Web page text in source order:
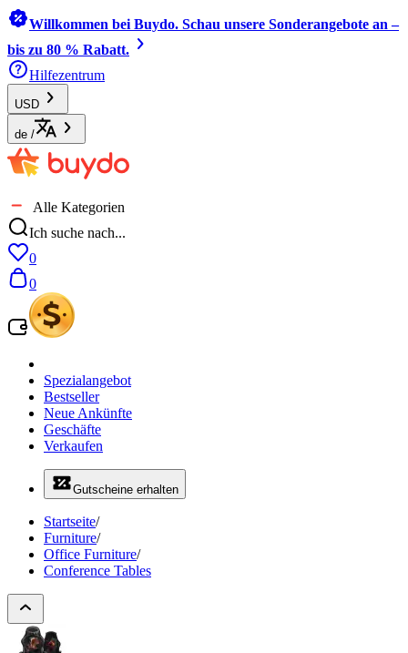
Willkommen bei Buydo. Schau unsere Sonderangebote an –
bis zu 80 % Rabatt.
Hilfezentrum
USD
de /
Alle Kategorien
Ich suche nach...
0
0
Spezialangebot
Bestseller
Neue Ankünfte
Geschäfte
Verkaufen
Gutscheine erhalten
Startseite/
Furniture/
Office Furniture/
Conference Tables